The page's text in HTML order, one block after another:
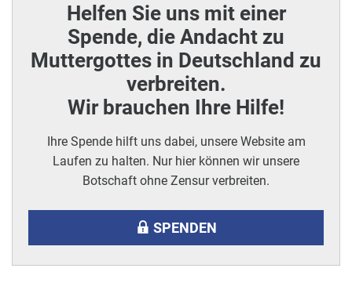
Helfen Sie uns mit einer
Spende, die Andacht zu
Muttergottes in Deutschland zu
verbreiten.
Wir brauchen Ihre Hilfe!
Ihre Spende hilft uns dabei, unsere Website am
Laufen zu halten. Nur hier können wir unsere
Botschaft ohne Zensur verbreiten.
SPENDEN